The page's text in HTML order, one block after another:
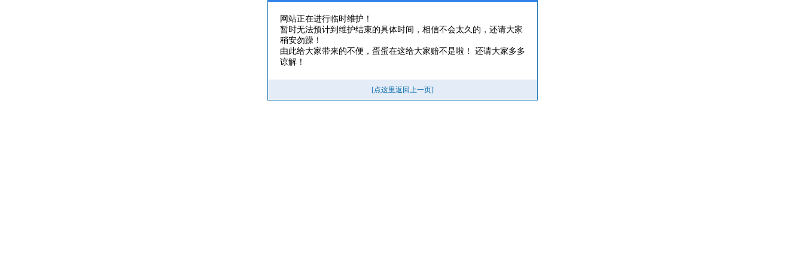
网站正在进行临时维护！
暂时无法预计到维护结束的具体时间，相信不会太久的，还请大家
稍安勿躁！
由此给大家带来的不便，蛋蛋在这给大家赔不是啦！ 还请大家多多
谅解！
[点这里返回上一页]